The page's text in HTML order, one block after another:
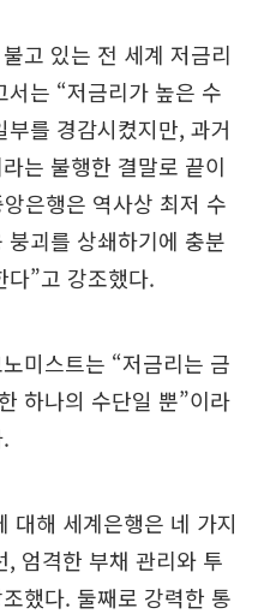
고 있는 전 세계 저금리
는 “저금리가 높은 수
를 경감시켰지만, 과거
는 불행한 결말로 끝이
은행은 역사상 최저 수
괴를 상쇄하기에 충분
다”고 강조했다.
미스트는 “저금리는 금
하나의 수단일 뿐”이라
대해 세계은행은 네 가지
엄격한 부채 관리와 투
했다. 둘째로 강력한 통